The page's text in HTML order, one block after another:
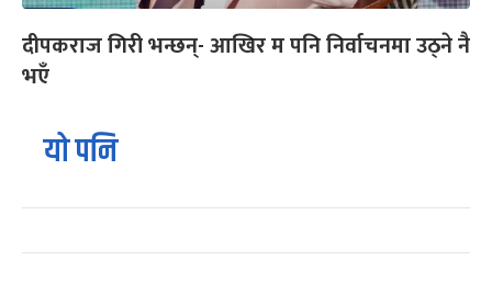
दीपकराज गिरी भन्छन्- आखिर म पनि निर्वाचनमा उठ्ने नै
भएँ
यो पनि